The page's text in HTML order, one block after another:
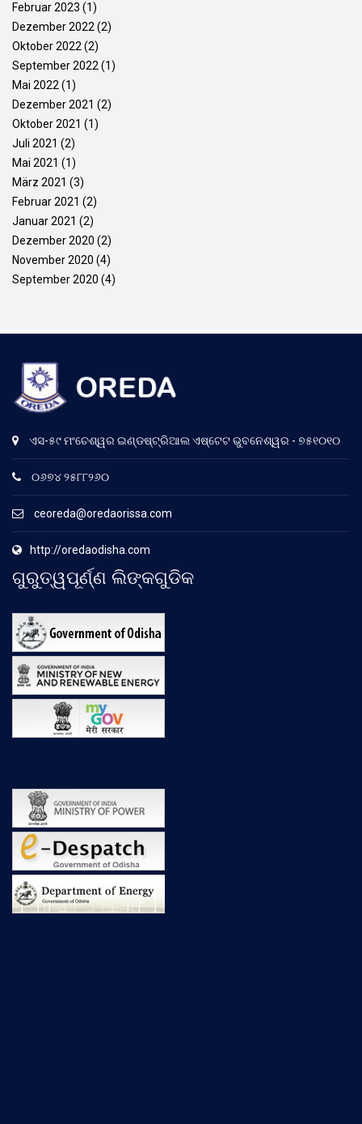
Februar 2023 (1)
Dezember 2022 (2)
Oktober 2022 (2)
September 2022 (1)
Mai 2022 (1)
Dezember 2021 (2)
Oktober 2021 (1)
Juli 2021 (2)
Mai 2021 (1)
März 2021 (3)
Februar 2021 (2)
Januar 2021 (2)
Dezember 2020 (2)
November 2020 (4)
September 2020 (4)
ଏସ-୫୯ ମଂଚେଶ୍ୱର ଇଣ୍ଡଷ୍ଟ୍ରିଆଲ ଏଷ୍ଟେଟ ଭୁବନେଶ୍ୱର - ୭୫୧୦୧୦
୦୬୭୪ ୨୫୮୮୨୬୦
ceoreda@oredaorissa.com
http://oredaodisha.com
ଗୁରୁତ୍ୱପୂର୍ଣ୍ଣ ଲିଙ୍କଗୁଡିକ